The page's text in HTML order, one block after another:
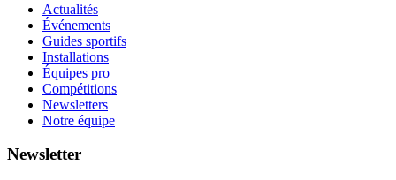
Actualités
Événements
Guides sportifs
Installations
Équipes pro
Compétitions
Newsletters
Notre équipe
Newsletter